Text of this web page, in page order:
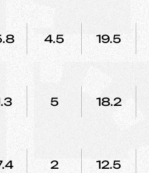
4.5 19.5
5 18.2
2 12.5